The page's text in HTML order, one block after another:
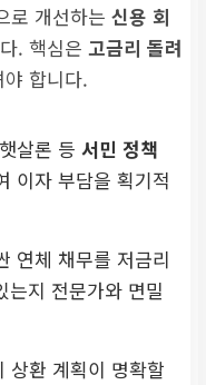
로 개선하는 신용 회
. 핵심은 고금리 돌려
합니다.
살론 등 서민 정책
이자 부담을 획기적
연체 채무를 저금리
는지 전문가와 면밀
상환 계획이 명확할